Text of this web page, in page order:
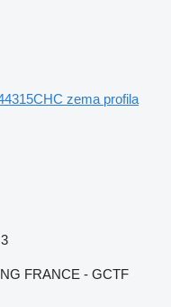
zema profila
3
FRANCE - GCTF